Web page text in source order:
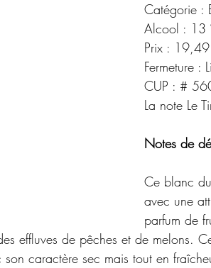
Catégorie :
Alcool : 13
Prix :
Fermeture :
CUP : #
La note Le
Notes de
Ce blanc
avec une
parfum de
effluves de pêches et de melons.
caractère sec mais tout en